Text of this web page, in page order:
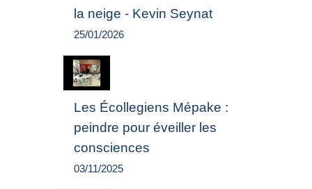
la neige - Kevin Seynat
25/01/2026
Les Écollegiens Mépake :
peindre pour éveiller les
consciences
03/11/2025